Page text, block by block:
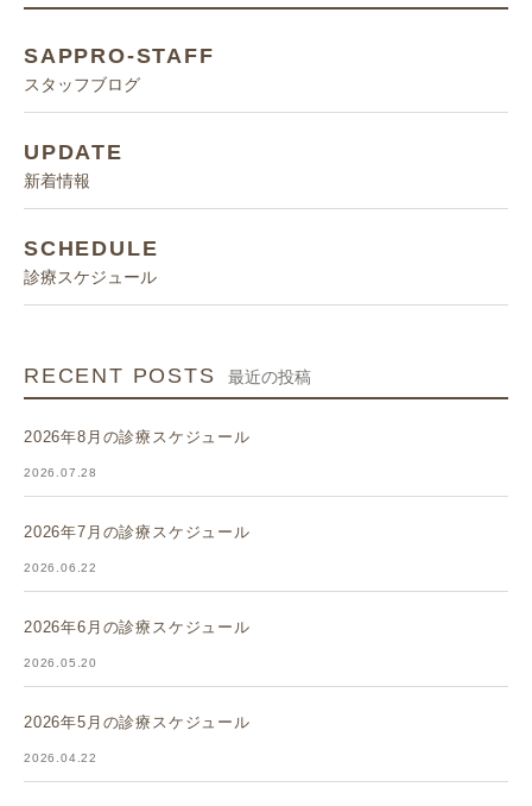
SAPPRO-STAFF
スタッフブログ
UPDATE
新着情報
SCHEDULE
診療スケジュール
RECENT POSTS 最近の投稿
2026年8月の診療スケジュール
2026.07.28
2026年7月の診療スケジュール
2026.06.22
2026年6月の診療スケジュール
2026.05.20
2026年5月の診療スケジュール
2026.04.22